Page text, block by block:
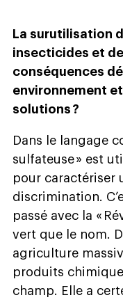
La surutilisation
insecticides et
conséquences
environnement
solutions ?
Dans le langage
sulfateuse » est
pour caractériser
discrimination.
passé avec la «
vert que le nom.
agriculture
produits
champ. Elle a